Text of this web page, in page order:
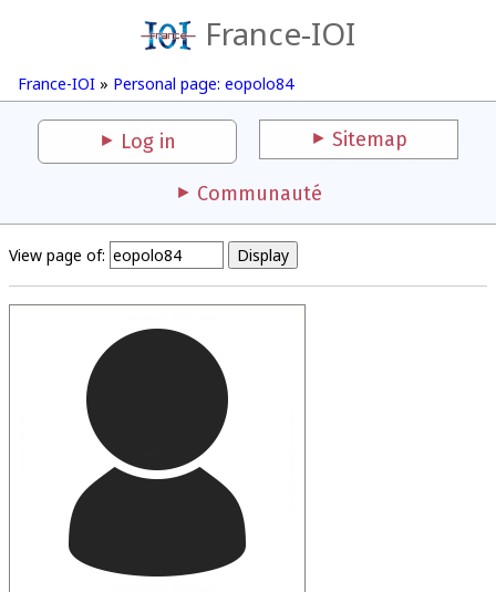
France-IOI
France-IOI » Personal page: eopolo84
Log in Sitemap
Communauté
View page of: